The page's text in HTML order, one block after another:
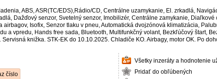
ABS, ASR(TC/EDS),Rádio/CD, Centrálne uzamykanie, El. zrkadlá,
Dažďový senzor, Svetelný senzor, Imobilizér, Centrálne zamykanie,
airbagov, Isofix, Senzor tlaku v pneu, Automatická dvojzónová klimatizácia,
a vpredu, Hands free sada, Bluetooth, Multifunkčný volant, Bezkľúčový štart,
Servisná knižka. STK-EK do 10.10.2025. Chladiče KO. Airbagy, motor OK. Po
číslo
Všetky inzeráty a hodnotenie
Pridať do obľúbených